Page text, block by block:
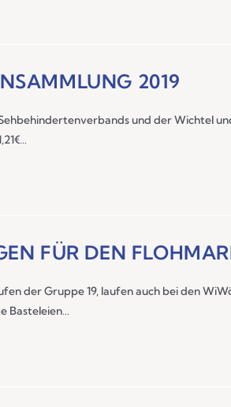
2019
und der Wichtel
FÜR DEN
der Gruppe 19, laufen auch bei den
Basteleien…